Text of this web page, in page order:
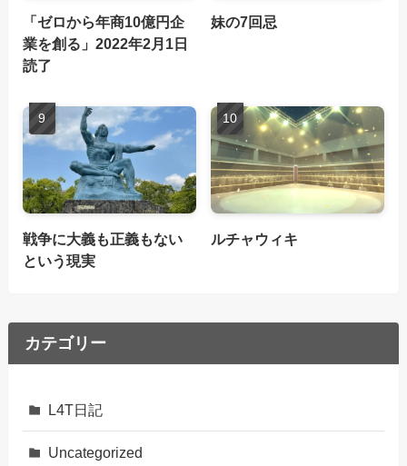
「ゼロから年商10億円企
業を創る」2022年2月1日
読了
妹の7回忌
戦争に大義も正義もない
という現実
ルチャウィキ
カテゴリー
L4T日記
Uncategorized